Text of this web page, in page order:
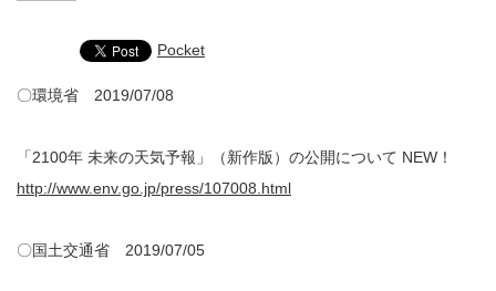
Pocket
〇環境省 2019/07/08
「2100年 未来の天気予報」（新作版）の公開について NEW！
http://www.env.go.jp/press/107008.html
〇国土交通省 2019/07/05